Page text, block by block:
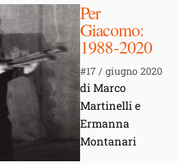
Per
Giacomo:
1988-2020
#17 / giugno 2020
di Marco
Martinelli e
Ermanna
Montanari